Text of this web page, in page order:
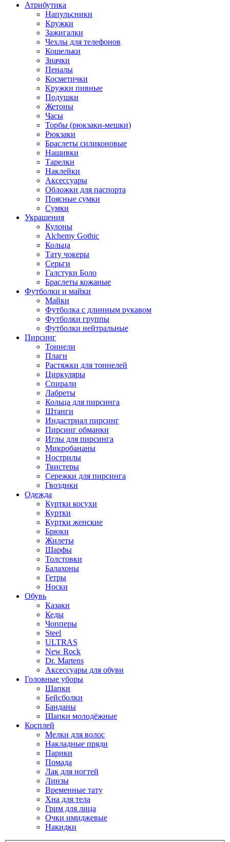
Атрибутика
Напульсники
Кружки
Зажигалки
Чехлы для телефонов
Кошельки
Значки
Пеналы
Косметички
Кружки пивные
Подушки
Жетоны
Часы
Торбы (рюкзаки-мешки)
Рюкзаки
Браслеты силиконовые
Нашивки
Тарелки
Наклейки
Аксессуары
Обложки для паспорта
Поясные сумки
Сумки
Украшения
Кулоны
Alchemy Gothic
Кольца
Тату чокеры
Серьги
Галстуки Боло
Браслеты кожаные
Футболки и майки
Майки
Футболка с длинным рукавом
Футболки группы
Футболки нейтральные
Пирсинг
Тоннели
Плаги
Растяжки для тоннелей
Циркуляры
Спирали
Лабреты
Кольца для пирсинга
Штанги
Индастриал пирсинг
Пирсинг обманки
Иглы для пирсинга
Микробананы
Нострилы
Твистеры
Сережки для пирсинга
Гвоздики
Одежда
Куртки косухи
Куртки
Куртки женские
Брюки
Жилеты
Шарфы
Толстовки
Балахоны
Гетры
Носки
Обувь
Казаки
Кеды
Чопперы
Steel
ULTRAS
New Rock
Dr. Martens
Аксессуары для обуви
Головные уборы
Шапки
Бейсболки
Банданы
Шапки молодёжные
Косплей
Мелки для волос
Накладные пряди
Парики
Помада
Лак для ногтей
Линзы
Временные тату
Хна для тела
Грим для лица
Очки имиджевые
Накидки